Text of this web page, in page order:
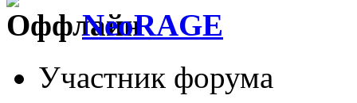
NeoRAGE
Участник форума